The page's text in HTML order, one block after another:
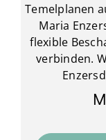
Temelplanen
Maria
flexible
verbinden.